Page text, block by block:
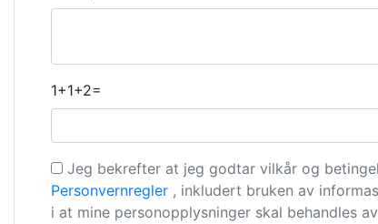
1+1+2=
Jeg bekrefter at jeg godtar vilkår og
Personvernregler , inkludert bruken av
i at mine personopplysninger skal behandles